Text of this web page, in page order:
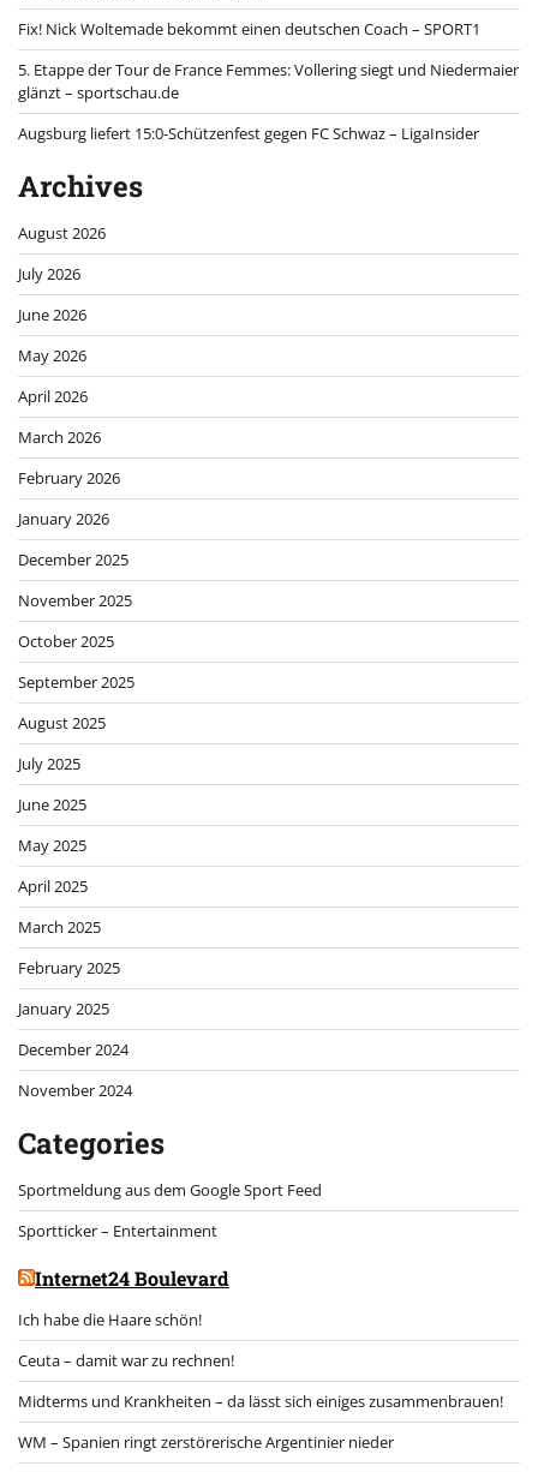
Fix! Nick Woltemade bekommt einen deutschen Coach – SPORT1
5. Etappe der Tour de France Femmes: Vollering siegt und Niedermaier
glänzt – sportschau.de
Augsburg liefert 15:0-Schützenfest gegen FC Schwaz – LigaInsider
Archives
August 2026
July 2026
June 2026
May 2026
April 2026
March 2026
February 2026
January 2026
December 2025
November 2025
October 2025
September 2025
August 2025
July 2025
June 2025
May 2025
April 2025
March 2025
February 2025
January 2025
December 2024
November 2024
Categories
Sportmeldung aus dem Google Sport Feed
Sportticker – Entertainment
Internet24 Boulevard
Ich habe die Haare schön!
Ceuta – damit war zu rechnen!
Midterms und Krankheiten – da lässt sich einiges zusammenbrauen!
WM – Spanien ringt zerstörerische Argentinier nieder